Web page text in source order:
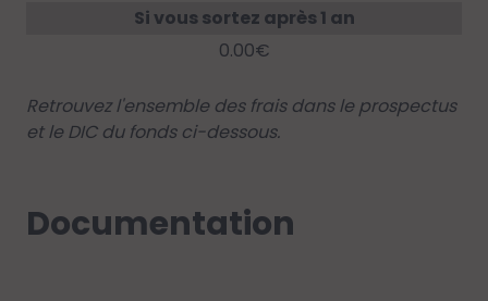
Si vous sortez après 1 an
0.00€
Retrouvez l'ensemble des frais dans le prospectus
et le DIC du fonds ci-dessous.
Documentation